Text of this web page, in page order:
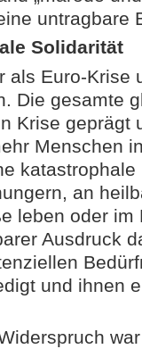
untragbare
Solidarität
als Euro-Krise
Die gesamte
Krise geprägt
Menschen
an
leben oder
Ausdruck
und ihnen